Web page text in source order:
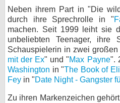
Neben ihrem Part in "Die
durch ihre Sprechrolle in "
machen. Seit 1999 leiht sie
unbeliebten Teenager, ihre
Schauspielerin in zwei
mit der Ex" und "Max Payne".
Washington in "The Book of Eli
Fey in "Date Night - Gangster
Zu ihren Markenzeichen